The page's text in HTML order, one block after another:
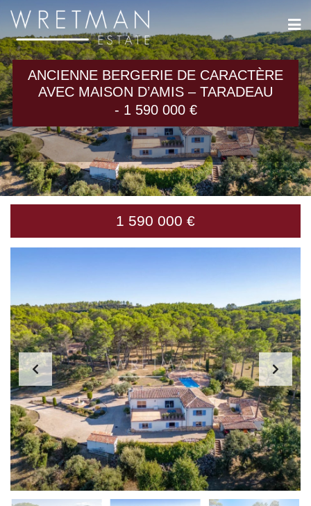
ANCIENNE BERGERIE DE CARACTÈRE
AVEC MAISON D’AMIS – TARADEAU
- 1 590 000 €
1 590 000 €
Panneau de gestion des cookies